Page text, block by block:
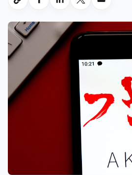
Link masolasa
Megosztas Facebookon
MegosztasMegosztas X-